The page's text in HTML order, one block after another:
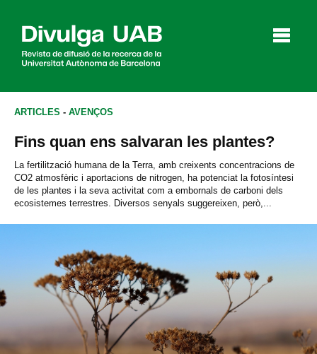
Articles
English Español
CERCAR
ARTICLES - AVENÇOS
Fins quan ens salvaran les plantes?
La fertilització humana de la Terra, amb creixents concentracions de
CO2 atmosfèric i aportacions de nitrogen, ha potenciat la fotosíntesi
de les plantes i la seva activitat com a embornals de carboni dels
ecosistemes terrestres. Diversos senyals suggereixen, però,...